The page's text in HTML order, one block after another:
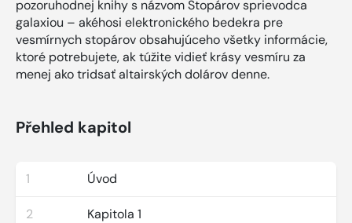
pozoruhodnej knihy s názvom Stopárov sprievodca
galaxiou – akéhosi elektronického bedekra pre
vesmírnych stopárov obsahujúceho všetky informácie,
ktoré potrebujete, ak túžite vidieť krásy vesmíru za
menej ako tridsať altairských dolárov denne.
Přehled kapitol
1 Úvod
2 Kapitola 1